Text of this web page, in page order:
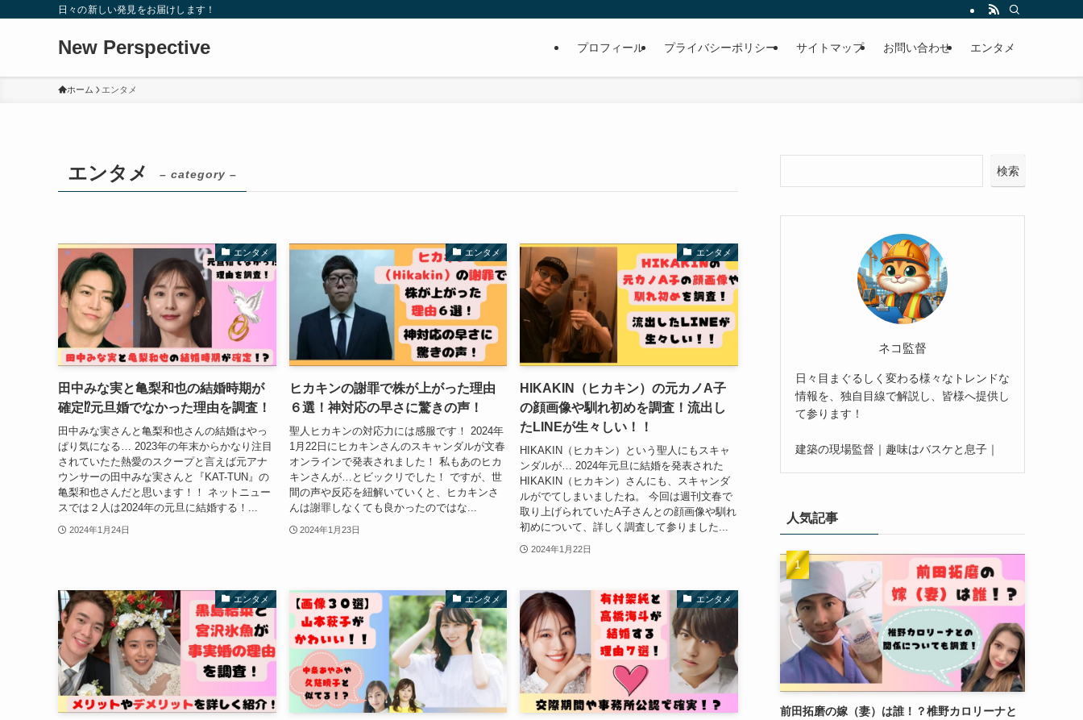
日々の新しい発見をお届けします！
New Perspective プロフィール プライバシーポリシー サイトマップ お問い合わせ エンタメ
ホーム エンタメ
エンタメ – category –
エンタメ
田中みな実と亀梨和也の結婚時期が
確定⁉︎元旦婚でなかった理由を調査！
田中みな実さんと亀梨和也さんの結婚はやっ
ぱり気になる… 2023年の年末からかなり注目
されていたた熱愛のスクープと言えば元アナ
ウンサーの田中みな実さんと『KAT-TUN』の
亀梨和也さんだと思います！！ ネットニュー
スでは２人は2024年の元旦に結婚する！...
2024年1月24日
エンタメ
ヒカキンの謝罪で株が上がった理由
６選！神対応の早さに驚きの声！
聖人ヒカキンの対応力には感服です！ 2024年
1月22日にヒカキンさんのスキャンダルが文春
オンラインで発表されました！ 私もあのヒカ
キンさんが…とビックリでした！ ですが、世
間の声や反応を紐解いていくと、ヒカキンさ
んは謝罪しなくても良かったのではな...
2024年1月23日
エンタメ
HIKAKIN（ヒカキン）の元カノA子
の顔画像や馴れ初めを調査！流出し
たLINEが生々しい！！
HIKAKIN（ヒカキン）という聖人にもスキャ
ンダルが… 2024年元旦に結婚を発表された
HIKAKIN（ヒカキン）さんにも、スキャンダ
ルがでてしまいましたね。 今回は週刊文春で
取り上げられていたA子さんとの顔画像や馴れ
初めについて、詳しく調査して参りました...
2024年1月22日
エンタメ エンタメ エンタメ
検索
ネコ監督
日々目まぐるしく変わる様々なトレンドな
情報を、独自目線で解説し、皆様へ提供し
て参ります！
建築の現場監督｜趣味はバスケと息子｜
人気記事
前田拓磨の嫁（妻）は誰！？椎野カロリーナと